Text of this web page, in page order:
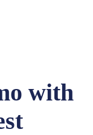
with